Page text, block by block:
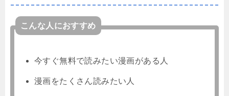
こんな人におすすめ
今すぐ無料で読みたい漫画がある人
漫画をたくさん読みたい人